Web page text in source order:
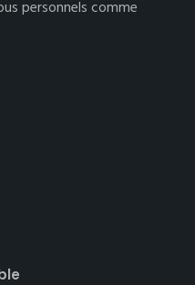
personnels comme